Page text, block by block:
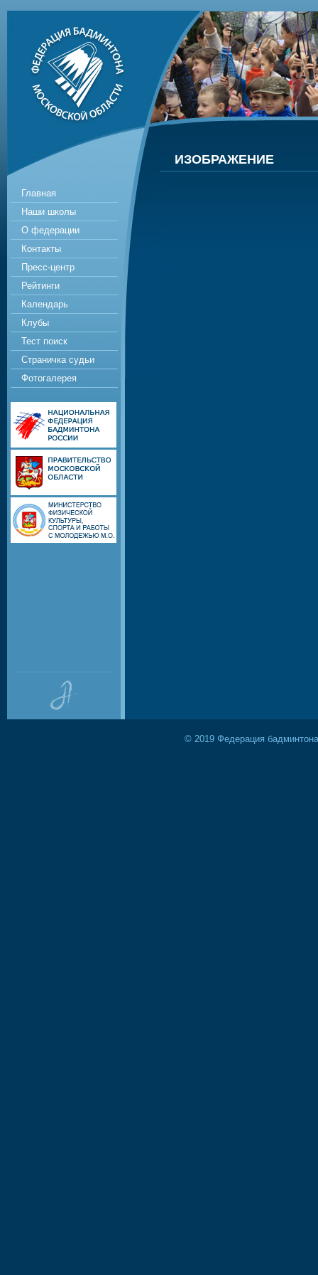
Главная
Наши школы
О федерации
Контакты
Пресс-центр
Рейтинги
Календарь
Клубы
Тест поиск
Страничка судьи
Фотогалерея
ИЗОБРАЖЕНИЕ
© 2019 Федерация